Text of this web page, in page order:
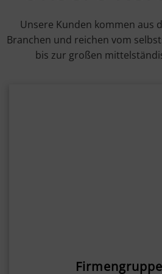
Unsere Kunden kommen aus
Branchen und reichen vom
bis zur großen